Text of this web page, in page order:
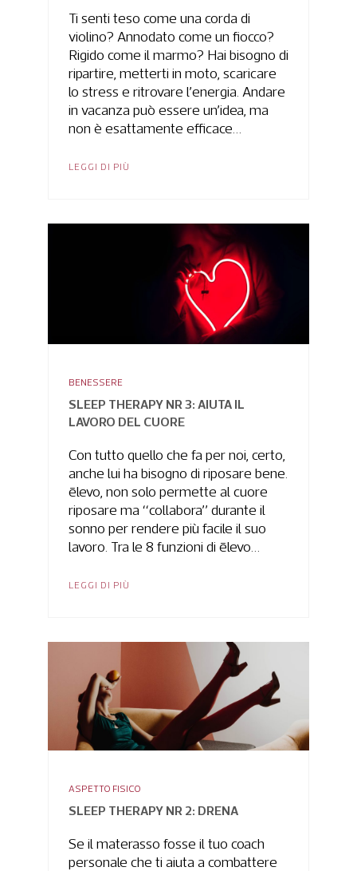
Ti senti teso come una corda di
violino? Annodato come un fiocco?
Rigido come il marmo? Hai bisogno di
ripartire, metterti in moto, scaricare
lo stress e ritrovare l’energia. Andare
in vacanza può essere un’idea, ma
non è esattamente efficace…
LEGGI DI PIÙ
BENESSERE
SLEEP THERAPY NR 3: AIUTA IL
LAVORO DEL CUORE
Con tutto quello che fa per noi, certo,
anche lui ha bisogno di riposare bene.
ēlevo, non solo permette al cuore
riposare ma “collabora” durante il
sonno per rendere più facile il suo
lavoro. Tra le 8 funzioni di ēlevo…
LEGGI DI PIÙ
ASPETTO FISICO
SLEEP THERAPY NR 2: DRENA
Se il materasso fosse il tuo coach
personale che ti aiuta a combattere